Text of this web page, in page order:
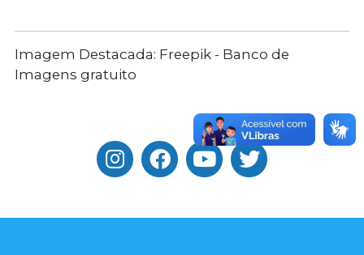
Imagem Destacada: Freepik - Banco de
Imagens gratuito